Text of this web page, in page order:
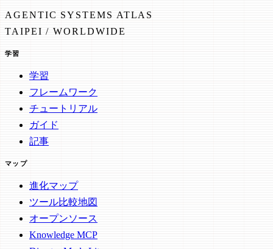
AGENTIC SYSTEMS ATLAS
TAIPEI / WORLDWIDE
学習
学習
フレームワーク
チュートリアル
ガイド
記事
マップ
進化マップ
ツール比較地図
オープンソース
Knowledge MCP